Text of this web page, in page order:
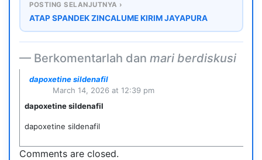
POSTING SELANJUTNYA ›
ATAP SPANDEK ZINCALUME KIRIM JAYAPURA
Berkomentarlah dan mari berdiskusi
dapoxetine sildenafil
March 14, 2026 at 12:39 pm
dapoxetine sildenafil
dapoxetine sildenafil
Comments are closed.